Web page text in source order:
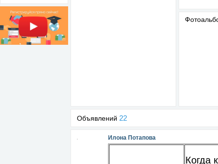
Объявлений 22
Илона Потапова
Когда